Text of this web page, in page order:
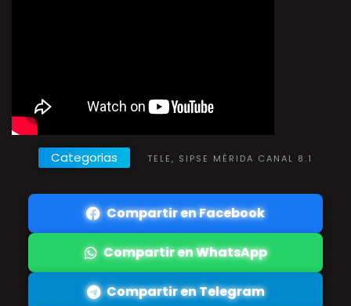
Categorias TELE, SIPSE MÉRIDA CANAL 8.1
Compartir en Facebook
Compartir en WhatsApp
Compartir en Telegram